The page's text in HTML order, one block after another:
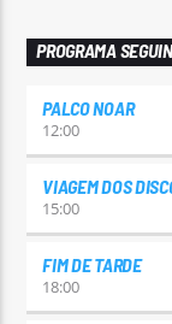
PROGRAMA
PALCO NOAR
12:00
VIAGEM DOS
15:00
FIM DE TARDE
18:00